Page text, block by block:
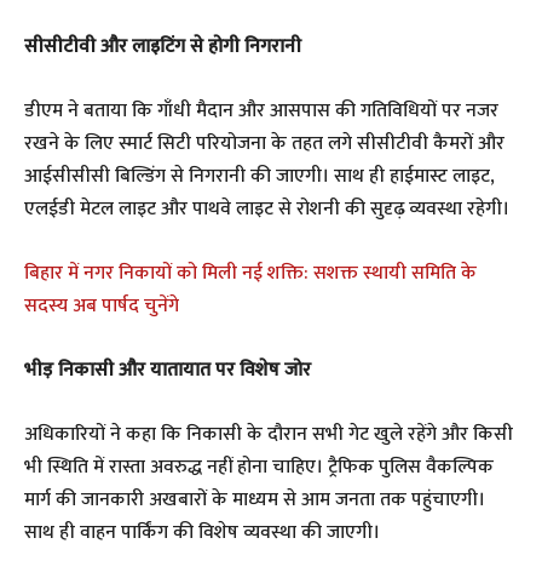
सीसीटीवी और लाइटिंग से होगी निगरानी
डीएम ने बताया कि गाँधी मैदान और आसपास की गतिविधियों पर नजर
रखने के लिए स्मार्ट सिटी परियोजना के तहत लगे सीसीटीवी कैमरों और
आईसीसीसी बिल्डिंग से निगरानी की जाएगी। साथ ही हाईमास्ट लाइट,
एलईडी मेटल लाइट और पाथवे लाइट से रोशनी की सुदृढ़ व्यवस्था रहेगी।
बिहार में नगर निकायों को मिली नई शक्ति: सशक्त स्थायी समिति के
सदस्य अब पार्षद चुनेंगे
भीड़ निकासी और यातायात पर विशेष जोर
अधिकारियों ने कहा कि निकासी के दौरान सभी गेट खुले रहेंगे और किसी
भी स्थिति में रास्ता अवरुद्ध नहीं होना चाहिए। ट्रैफिक पुलिस वैकल्पिक
मार्ग की जानकारी अखबारों के माध्यम से आम जनता तक पहुंचाएगी।
साथ ही वाहन पार्किंग की विशेष व्यवस्था की जाएगी।